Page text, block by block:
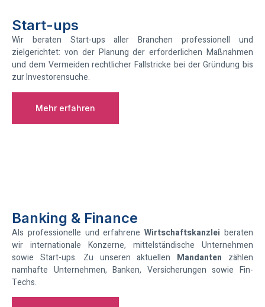
Start-ups
Wir beraten Start-ups aller Branchen professionell und
zielgerichtet: von der Planung der erforderlichen Maßnahmen
und dem Vermeiden rechtlicher Fallstricke bei der Gründung bis
zur Investorensuche.
Mehr erfahren
Banking & Finance
Als professionelle und erfahreneWirtschaftskanzleiberaten
wir internationale Konzerne, mittelständische Unternehmen
sowie Start-ups. Zu unseren aktuellen Mandanten zählen
namhafte Unternehmen, Banken, Versicherungen sowie Fin-
Techs.